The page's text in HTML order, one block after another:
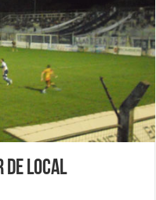
de local